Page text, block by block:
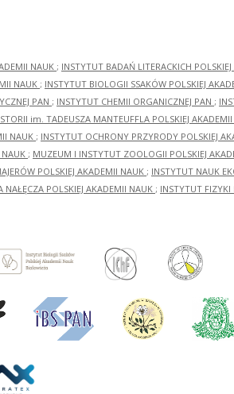
NAUK ; INSTYTUT BADAŃ LITERACKICH
NAUK ; INSTYTUT BIOLOGII SSAKÓW POLSKIEJ
PAN ; INSTYTUT CHEMII ORGANICZNEJ PAN ;
im. TADEUSZA MANTEUFFLA POLSKIEJ
NAUK ; INSTYTUT OCHRONY PRZYRODY POLSKIEJ
NAUK ; MUZEUM I INSTYTUT ZOOLOGII POLSKIEJ
POLSKIEJ AKADEMII NAUK ; INSTYTUT NAUK
NAŁĘCZA POLSKIEJ AKADEMII NAUK ; INSTYTUT FIZYKI